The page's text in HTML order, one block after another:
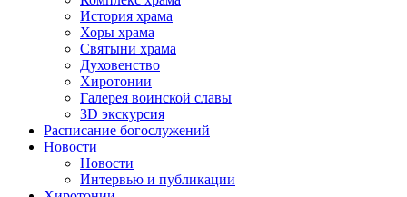
История храма
Хоры храма
Святыни храма
Духовенство
Хиротонии
Галерея воинской славы
3D экскурсия
Расписание богослужений
Новости
Новости
Интервью и публикации